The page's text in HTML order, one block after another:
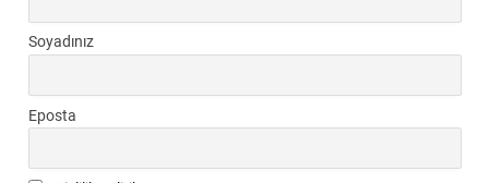
Soyadınız
Eposta